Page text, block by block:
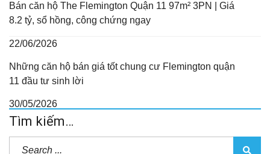
Bán căn hộ The Flemington Quận 11 97m² 3PN | Giá
8.2 tỷ, sổ hồng, công chứng ngay
22/06/2026
Những căn hộ bán giá tốt chung cư Flemington quận
11 đầu tư sinh lời
30/05/2026
Tìm kiếm…